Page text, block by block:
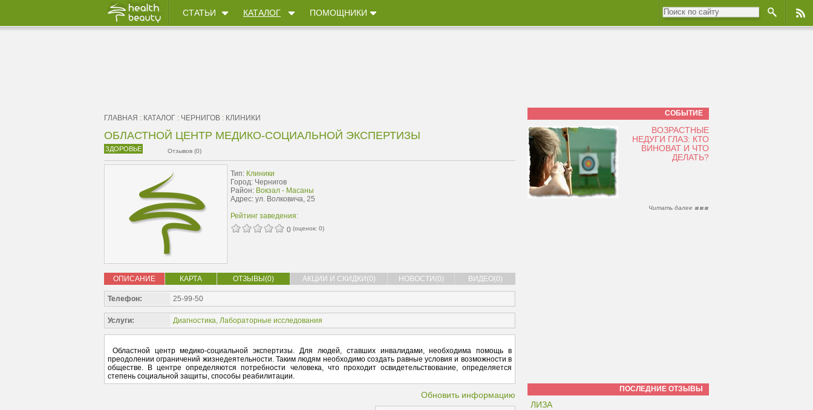
СТАТЬИ КАТАЛОГ ПОМОЩНИКИ
ГЛАВНАЯ : КАТАЛОГ : ЧЕРНИГОВ : КЛИНИКИ
ОБЛАСТНОЙ ЦЕНТР МЕДИКО-СОЦИАЛЬНОЙ ЭКСПЕРТИЗЫ
ЗДОРОВЬЕ Отзывов (0)
Тип: Клиники
Город: Чернигов
Район: Вокзал - Масаны
Адрес: ул. Волковича, 25
Рейтинг заведения:
0 (оценок: 0)
ОПИСАНИЕ КАРТА ОТЗЫВЫ(0) АКЦИИ И СКИДКИ(0) НОВОСТИ(0) ВИДЕО(0)
Телефон: 25-99-50
Услуги: Диагностика, Лабораторные исследования
Областной центр медико-социальной экспертизы. Для людей, ставших инвалидами, необходима помощь в
преодолении ограничений жизнедеятельности. Таким людям необходимо создать равные условия и возможности в
обществе. В центре определяются потребности человека, что проходит освидетельствование, определяется
степень социальной защиты, способы реабилитации.
Обновить информацию
СОБЫТИЕ
ВОЗРАСТНЫЕ
НЕДУГИ ГЛАЗ: КТО
ВИНОВАТ И ЧТО
ДЕЛАТЬ?
Читать далее
ПОСЛЕДНИЕ ОТЗЫВЫ
ЛИЗА